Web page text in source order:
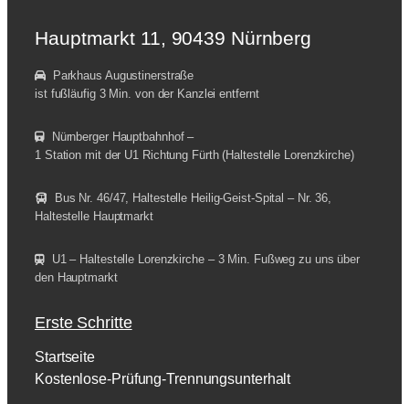
Hauptmarkt 11, 90439 Nürnberg
Parkhaus Augustinerstraße
ist fußläufig 3 Min. von der Kanzlei entfernt
Nürnberger Hauptbahnhof –
1 Station mit der U1 Richtung Fürth (Haltestelle Lorenzkirche)
Bus Nr. 46/47, Haltestelle Heilig-Geist-Spital – Nr. 36,
Haltestelle Hauptmarkt
U1 – Haltestelle Lorenzkirche – 3 Min. Fußweg zu uns über
den Hauptmarkt
Erste Schritte
Startseite
Kostenlose-Prüfung-Trennungsunterhalt